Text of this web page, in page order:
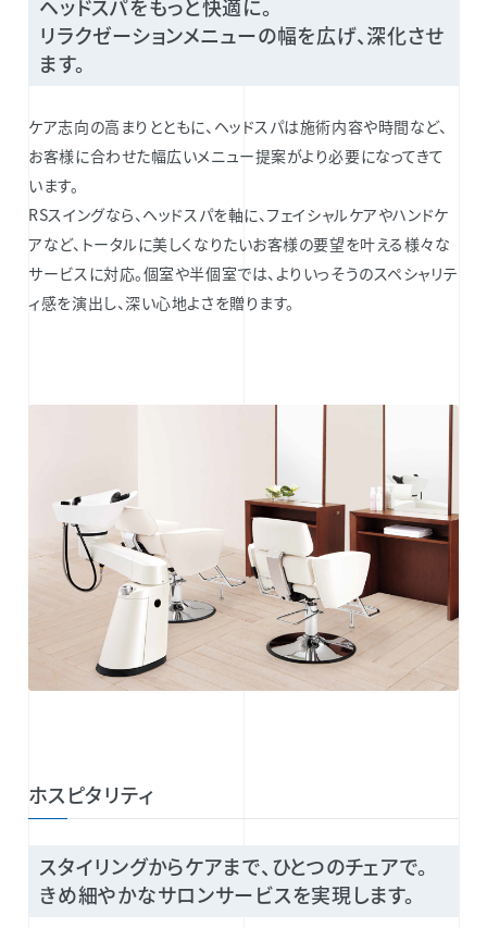
ヘッドスパをもっと快適に。
リラクゼーションメニューの幅を広げ、深化させ
ます。
ケア志向の高まりとともに、ヘッドスパは施術内容や時間など、
お客様に合わせた幅広いメニュー提案がより必要になってきて
います。
RSスイングなら、ヘッドスパを軸に、フェイシャルケアやハンドケ
アなど、トータルに美しくなりたいお客様の要望を叶える様々な
サービスに対応。個室や半個室では、よりいっそうのスペシャリテ
ィ感を演出し、深い心地よさを贈ります。
ホスピタリティ
スタイリングからケアまで、ひとつのチェアで。
きめ細やかなサロンサービスを実現します。